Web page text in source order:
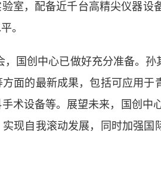
室，配备近千台高精尖仪器设
。
国创中心已做好充分准备。孙
面的最新成果，包括可应用于
术设备等。展望未来，国创中
现自我滚动发展，同时加强国